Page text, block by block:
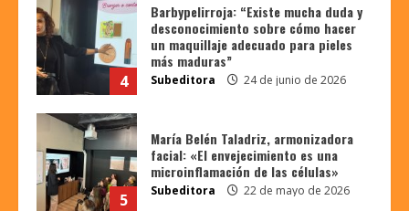
4
Barbypelirroja: “Existe mucha duda y
desconocimiento sobre cómo hacer
un maquillaje adecuado para pieles
más maduras”
Subeditora 24 de junio de 2026
5
María Belén Taladriz, armonizadora
facial: «El envejecimiento es una
microinflamación de las células»
Subeditora 22 de mayo de 2026